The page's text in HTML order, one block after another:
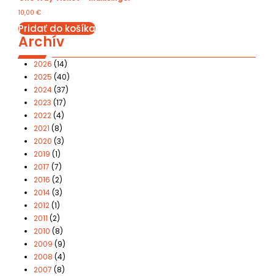
10,00 €
Pridať do košíka
Archív
2026 (14)
2025 (40)
2024(37)
2023 (17)
2022(4)
2021 (8)
2020 (3)
2019 (1)
2017 (7)
2016 (2)
2014(3)
2012(1)
2011 (2)
2010 (8)
2009 (9)
2008 (4)
2007 (8)